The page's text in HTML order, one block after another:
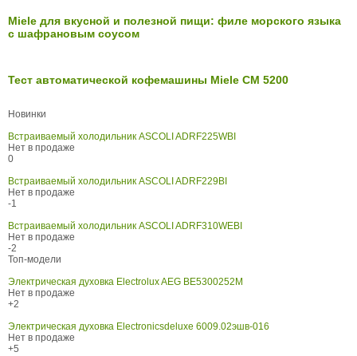
Miele для вкусной и полезной пищи: филе морского языка
с шафрановым соусом
Тест автоматической кофемашины Miele CM 5200
Новинки
Встраиваемый холодильник ASCOLI ADRF225WBI
Нет в продаже
0
Встраиваемый холодильник ASCOLI ADRF229BI
Нет в продаже
-1
Встраиваемый холодильник ASCOLI ADRF310WEBI
Нет в продаже
-2
Топ-модели
Электрическая духовка Electrolux AEG BE5300252M
Нет в продаже
+2
Электрическая духовка Electronicsdeluxe 6009.02эшв-016
Нет в продаже
+5